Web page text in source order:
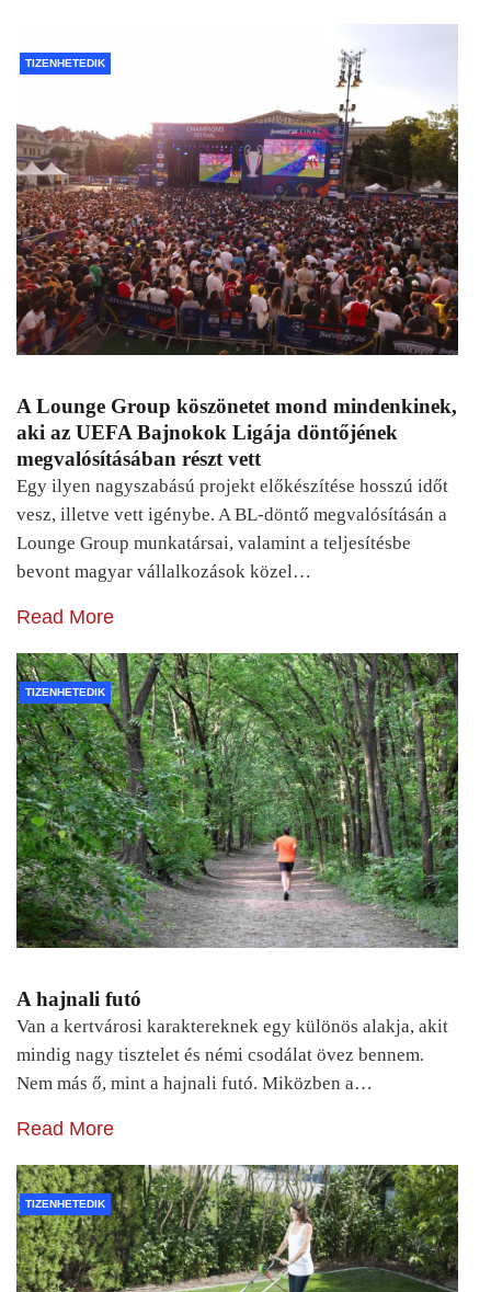
TIZENHETEDIK
A Lounge Group köszönetet mond mindenkinek,
aki az UEFA Bajnokok Ligája döntőjének
megvalósításában részt vett
Egy ilyen nagyszabású projekt előkészítése hosszú időt
vesz, illetve vett igénybe. A BL-döntő megvalósításán a
Lounge Group munkatársai, valamint a teljesítésbe
bevont magyar vállalkozások közel…
Read More
TIZENHETEDIK
A hajnali futó
Van a kertvárosi karaktereknek egy különös alakja, akit
mindig nagy tisztelet és némi csodálat övez bennem.
Nem más ő, mint a hajnali futó. Miközben a…
Read More
TIZENHETEDIK